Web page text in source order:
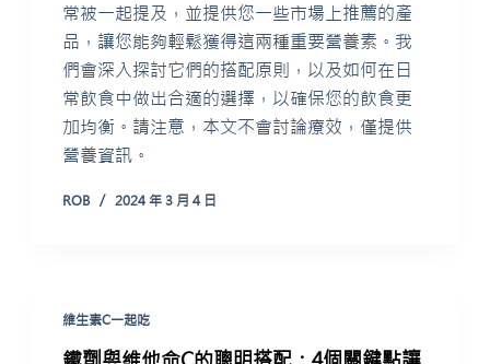
常被一起提及，並提供您一些市場上推薦的產
品，讓您能夠輕鬆獲得這兩種重要營養素。我
們會深入探討它們的搭配原則，以及如何在日
常飲食中做出合適的選擇，以確保您的飲食更
加均衡。請注意，本文不會討論療效，僅提供
營養資訊。
ROB 2024 年 3 月 4 日
維生素C一起吃